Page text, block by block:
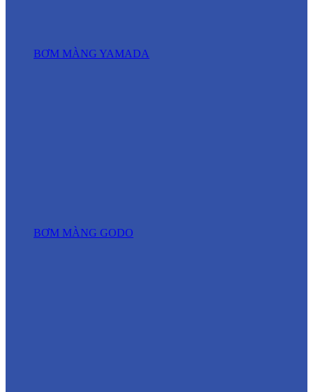
BƠM MÀNG YAMADA
BƠM MÀNG GODO